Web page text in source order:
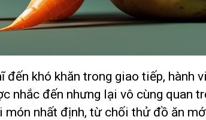
khó khăn trong giao tiếp, hành
nhắc đến nhưng lại vô cùng quan
món nhất định, từ chối thử đồ ăn